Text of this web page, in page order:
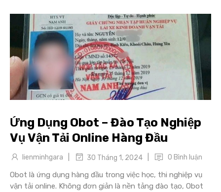
Ứng Dụng Obot – Đào Tạo Nghiệp
Vụ Vận Tải Online Hàng Đầu
lienminhgara 30 Tháng 1, 2024 0 Bình luận
Obot là ứng dụng hàng đầu trong việc học, thi nghiệp vụ
vận tải online. Không đơn giản là nền tảng đào tạo, Obot